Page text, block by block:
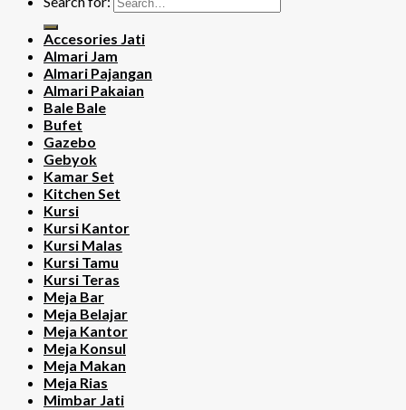
Accesories Jati
Almari Jam
Almari Pajangan
Almari Pakaian
Bale Bale
Bufet
Gazebo
Gebyok
Kamar Set
Kitchen Set
Kursi
Kursi Kantor
Kursi Malas
Kursi Tamu
Kursi Teras
Meja Bar
Meja Belajar
Meja Kantor
Meja Konsul
Meja Makan
Meja Rias
Mimbar Jati